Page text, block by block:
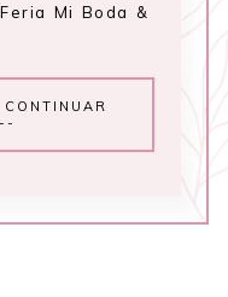
Mi Boda &